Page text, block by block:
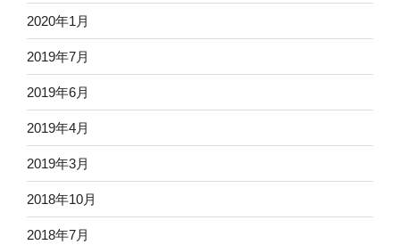
2020年1月
2019年7月
2019年6月
2019年4月
2019年3月
2018年10月
2018年7月